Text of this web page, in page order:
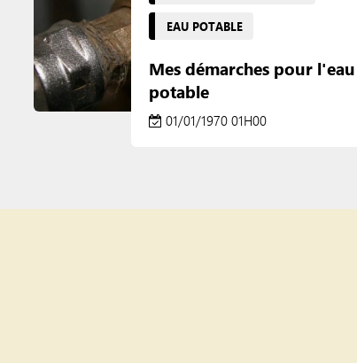
EAU POTABLE
Mes démarches pour l'eau
potable
01/01/1970 01H00